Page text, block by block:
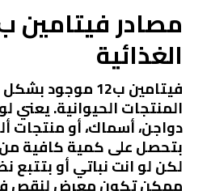
الغذائية
فيتامين ب12
المنتجات الحيوانية. يعني
دواجن، أسماك، أو منتجات
بتحصل على كمية كافية من
لكن لو انت نباتي أو بتتبع